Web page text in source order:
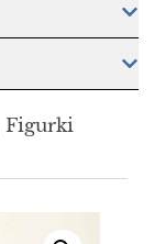
Figurki